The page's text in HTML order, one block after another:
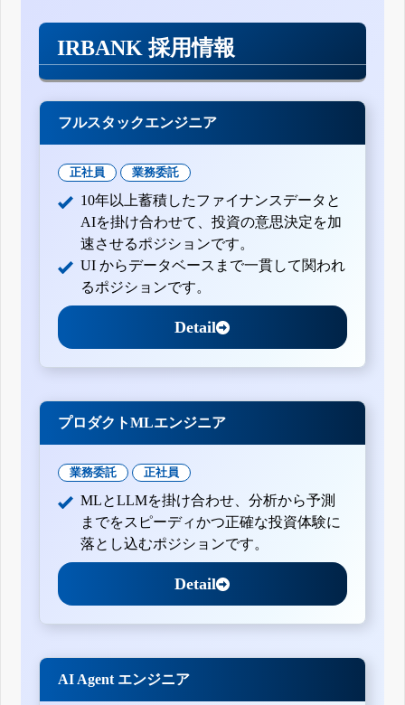
IRBANK 採用情報
フルスタックエンジニア
正社員 業務委託
10年以上蓄積したファイナンスデータと
AIを掛け合わせて、投資の意思決定を加
速させるポジションです。
UI からデータベースまで一貫して関われ
るポジションです。
Detail
プロダクトMLエンジニア
業務委託 正社員
MLとLLMを掛け合わせ、分析から予測
までをスピーディかつ正確な投資体験に
落とし込むポジションです。
Detail
AI Agent エンジニア